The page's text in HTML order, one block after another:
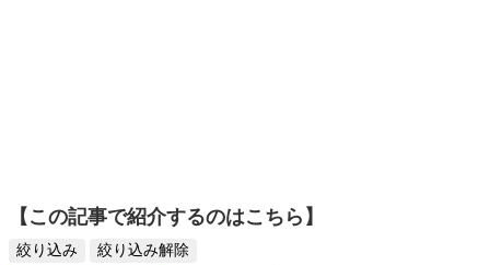
【この記事で紹介するのはこちら】
絞り込み
絞り込み解除